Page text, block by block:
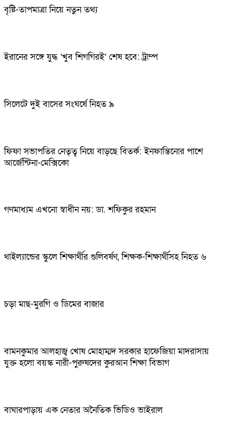
বৃষ্টি-তাপমাত্রা নিয়ে নতুন তথ্য
ইরানের সঙ্গে যুদ্ধ ‘খুব শিগগিরই’ শেষ হবে: ট্রাম্প
সিলেটে দুই বাসের সংঘর্ষে নিহত ৯
ফিফা সভাপতির নেতৃত্ব নিয়ে বাড়ছে বিতর্ক: ইনফান্তিনোর পাশে
আর্জেন্টিনা-মেক্সিকো
গণমাধ্যম এখনো স্বাধীন নয়: ডা. শফিকুর রহমান
থাইল্যান্ডের স্কুলে শিক্ষার্থীর গুলিবর্ষণ, শিক্ষক-শিক্ষার্থীসহ নিহত ৬
চড়া মাছ-মুরগি ও ডিমের বাজার
বামনকুমার আলহাজ্ব খোষ মোহাম্মদ সরকার হাফেজিয়া মাদরাসায়
যুক্ত হলো বয়স্ক নারী-পুরুষদের কুরআন শিক্ষা বিভাগ
বাঘারপাড়ায় এক নেতার অনৈতিক ভিডিও ভাইরাল